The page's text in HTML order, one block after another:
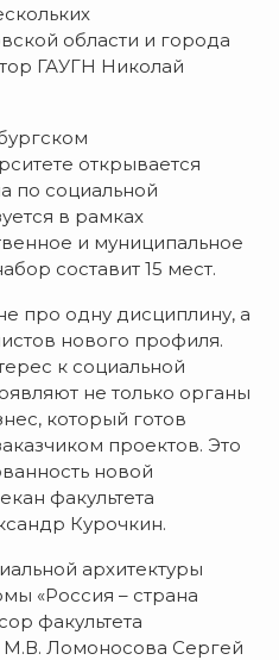
области и города
ГАУГН Николай
открывается
по социальной
в рамках
и муниципальное
составит 15 мест.
про одну дисциплину, а
нового профиля.
к социальной
не только органы
который готов
проектов. Это
новой
факультета
Курочкин.
архитектуры
«Россия – страна
факультета
Ломоносова Сергей